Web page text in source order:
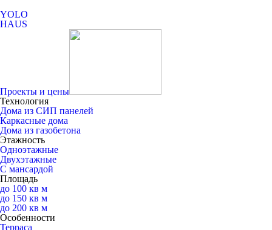
YOLO
HAUS
Проекты и цены
Технология
Дома из СИП панелей
Каркасные дома
Дома из газобетона
Этажность
Одноэтажные
Двухэтажные
С мансардой
Площадь
до 100 кв м
до 150 кв м
до 200 кв м
Особенности
Терраса